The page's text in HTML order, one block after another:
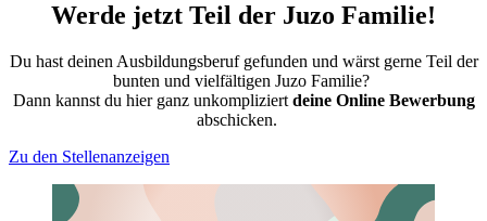
Werde jetzt Teil der Juzo Familie!
Du hast deinen Ausbildungsberuf gefunden und wärst gerne Teil der
bunten und vielfältigen Juzo Familie?
Dann kannst du hier ganz unkompliziert deine Online Bewerbung
abschicken.
Zu den Stellenanzeigen